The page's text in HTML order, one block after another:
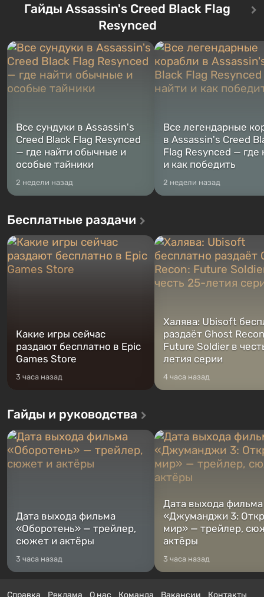
сразу трех персонажей: Майкла,
Тревора и Франклина, между
Жанр и...
Оно же, по задумке
Vault-Tec, должно
Место действия Fallout...
Гайды Assassin's Creed Black Flag
Resynced
Все сундуки в Assassin's
Creed Black Flag Resynced
— где найти обычные и
особые тайники
2 недели назад
Все легендарные
в Assassin's Creed
Flag Resynced — где
и как победить
2 недели назад
Бесплатные раздачи
Какие игры сейчас
раздают бесплатно в Epic
Games Store
3 часа назад
Халява: Ubisoft
раздаёт Ghost
Future Soldier в
летия серии
4 часа назад
Гайды и руководства
Дата выхода фильма
«Оборотень» — трейлер,
сюжет и актёры
3 часа назад
Дата выхода фильма
«Джуманджи 3:
мир» — трейлер,
актёры
3 часа назад
Справка Реклама О нас Команда Вакансии Контакты